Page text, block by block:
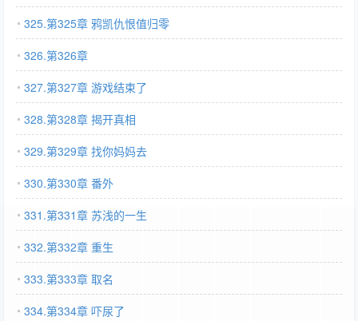
325.第325章 鸦凯仇恨值归零
326.第326章
327.第327章 游戏结束了
328.第328章 揭开真相
329.第329章 找你妈妈去
330.第330章 番外
331.第331章 苏浅的一生
332.第332章 重生
333.第333章 取名
334.第334章 吓尿了